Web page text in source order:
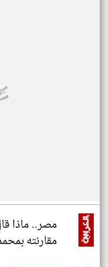
مصر.. ماذا
مقارنته